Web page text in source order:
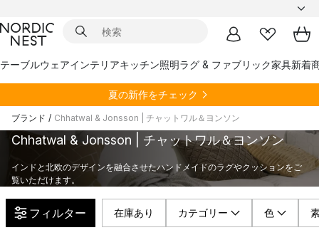
テーブルウェアインテリアキッチン照明ラグ & ファブリック家具新着
夏の新作をチェック
ブランド / Chhatwal & Jonsson | チャットワル＆ヨンソン
Chhatwal & Jonsson | チャットワル＆ヨンソン
インドと北欧のデザインを融合させたハンドメイドのラグやクッションをご
覧いただけます。
フィルター 在庫あり カテゴリー 色